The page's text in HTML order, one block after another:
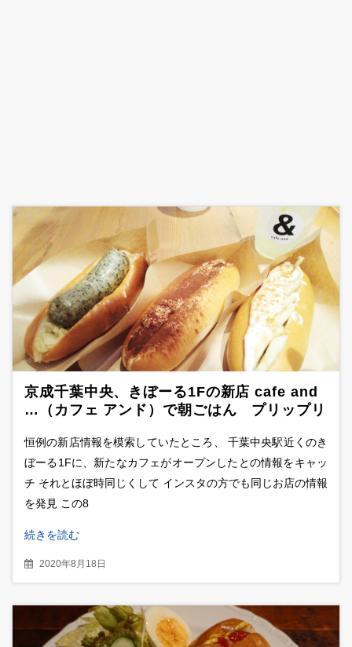
京成千葉中央、きぼーる1Fの新店 cafe and
…（カフェ アンド）で朝ごはん プリップリ
ミスサンドに大満足！！
恒例の新店情報を模索していたところ、 千葉中央駅近くのき
ぼーる1Fに、新たなカフェがオープンしたとの情報をキャッ
チ それとほぼ時同じくして インスタの方でも同じお店の情報
を発見 この8
続きを読む
2020年8月18日